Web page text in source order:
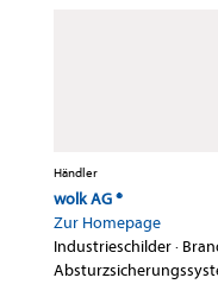
Händler
wolk AG ®
Zur Homepage
Industrieschilder·